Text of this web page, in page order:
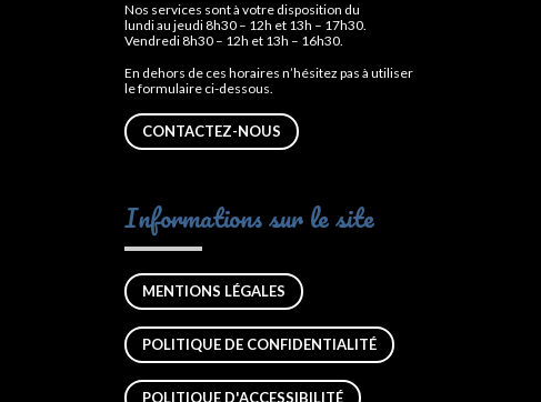
Nos services sont à votre disposition du
lundi au jeudi 8h30 – 12h et 13h – 17h30.
Vendredi 8h30 – 12h et 13h – 16h30.
En dehors de ces horaires n’hésitez pas à utiliser
le formulaire ci-dessous.
CONTACTEZ-NOUS
Informations sur le site
MENTIONS LÉGALES
POLITIQUE DE CONFIDENTIALITÉ
POLITIQUE D'ACCESSIBILITÉ